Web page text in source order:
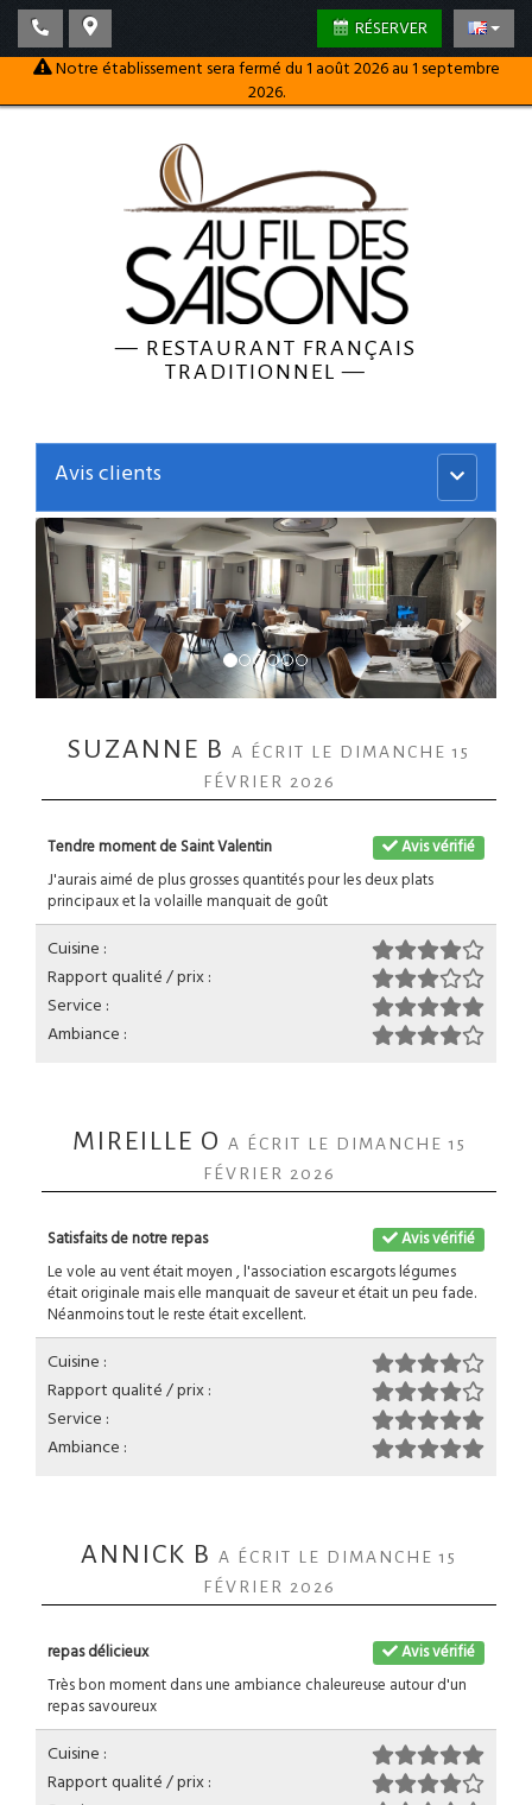
RÉSERVER
Notre établissement sera fermé du 1 août 2026 au 1 septembre
2026.
— RESTAURANT FRANÇAIS
TRADITIONNEL—
Menu
principal
Avis clients
SUZANNE B A ÉCRIT LE DIMANCHE 15
FÉVRIER 2026
Avis vérifié
Tendre moment de Saint Valentin
J'aurais aimé de plus grosses quantités pour les deux plats
principaux et la volaille manquait de goût
Cuisine :
Rapport qualité / prix :
Service :
Ambiance :
MIREILLE O A ÉCRIT LE DIMANCHE 15
FÉVRIER 2026
Avis vérifié
Satisfaits de notre repas
Le vole au vent était moyen , l'association escargots légumes
était originale mais elle manquait de saveur et était un peu fade.
Néanmoins tout le reste était excellent.
Cuisine :
Rapport qualité / prix :
Service :
Ambiance :
ANNICK B A ÉCRIT LE DIMANCHE 15
FÉVRIER 2026
Avis vérifié
repas délicieux
Très bon moment dans une ambiance chaleureuse autour d'un
repas savoureux
Cuisine :
Rapport qualité / prix :